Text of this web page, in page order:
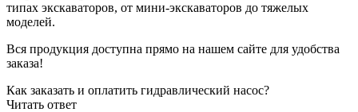
типах экскаваторов, от мини-экскаваторов до тяжелых
моделей.
Вся продукция доступна прямо на нашем сайте для удобства
заказа!
Как заказать и оплатить гидравлический насос?
Читать ответ